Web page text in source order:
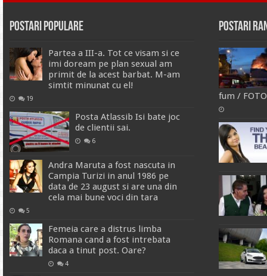
Postari Populare
Partea a III-a. Tot ce visam si ce
imi doream pe plan sexual am
primit de la acest barbat. M-am
simtit minunat cu el!
19
Posta Atlassib Isi bate joc
de clientii sai.
6
Andra Maruta a fost nascuta in
Campia Turizi in anul 1986 pe
data de 23 august si are una din
cela mai bune voci din tara
5
Femeia care a distrus limba
Romana cand a fost intrebata
daca a tinut post. Oare?
4
Postari
fum /